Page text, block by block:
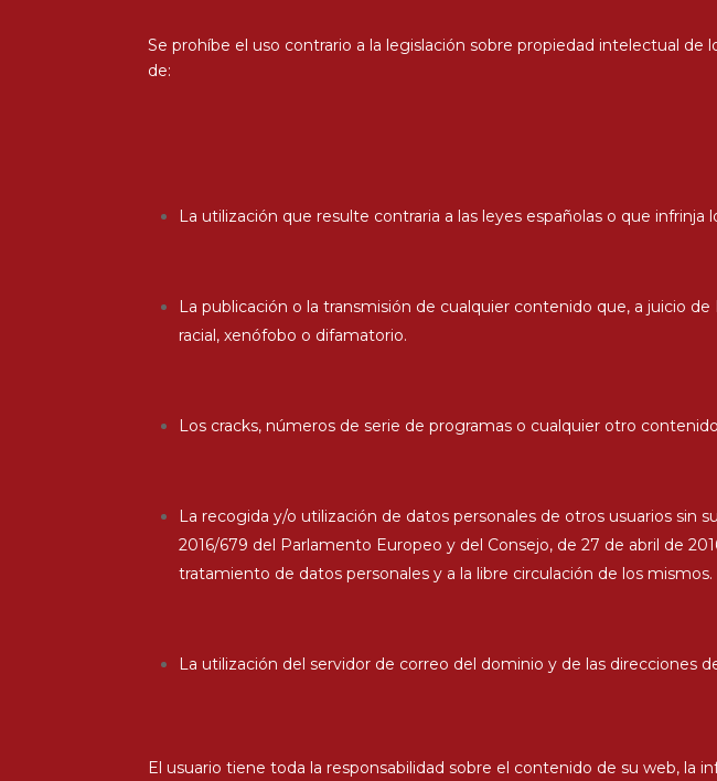
Se prohíbe el uso contrario a la legislación sobre propiedad intelectual de
de:
La utilización que resulte contraria a las leyes españolas o que infrinja
La publicación o la transmisión de cualquier contenido que, a juicio
racial, xenófobo o difamatorio.
Los cracks, números de serie de programas o cualquier otro
La recogida y/o utilización de datos personales de otros usuarios
2016/679 del Parlamento Europeo y del Consejo, de 27 de abril de
tratamiento de datos personales y a la libre circulación de los mismos.
La utilización del servidor de correo del dominio y de las direcciones
El usuario tiene toda la responsabilidad sobre el contenido de su web, la